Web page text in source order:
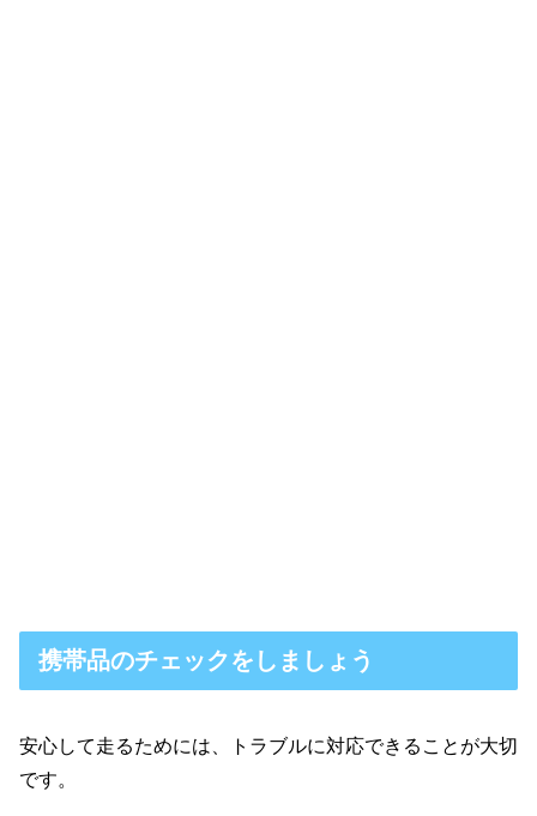
携帯品のチェックをしましょう
安心して走るためには、トラブルに対応できることが大切
です。